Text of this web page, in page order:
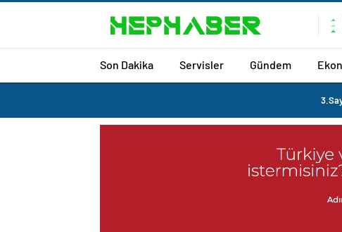
Son Dakika Servisler Gündem